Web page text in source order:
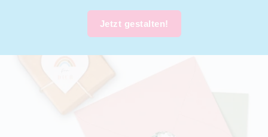
Jetzt gestalten!